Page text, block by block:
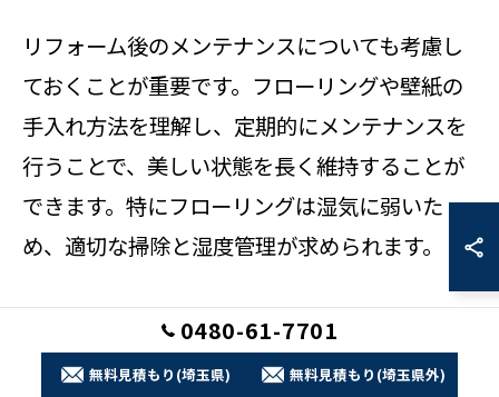
リフォーム後のメンテナンスについても考慮し
ておくことが重要です。フローリングや壁紙の
手入れ方法を理解し、定期的にメンテナンスを
行うことで、美しい状態を長く維持することが
できます。特にフローリングは湿気に弱いた
め、適切な掃除と湿度管理が求められます。
和室から洋室へのリフォームは、単なる部屋の
改装ではなく、住まい全体の快適さと機能性を
0480-61-7701
無料見積もり(埼玉県) 無料見積もり(埼玉県外)